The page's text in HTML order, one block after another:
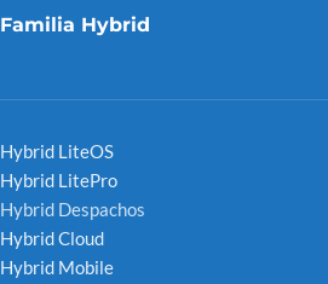
Familia Hybrid
Hybrid LiteOS
Hybrid LitePro
Hybrid Despachos
Hybrid Cloud
Hybrid Mobile